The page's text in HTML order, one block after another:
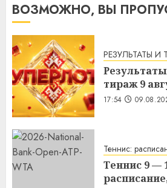
ВОЗМОЖНО, ВЫ
РЕЗУЛЬТАТЫ
тираж 9
17:54
Теннис:
Теннис 9 —